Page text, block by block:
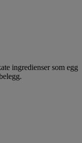
ingredienser som egg